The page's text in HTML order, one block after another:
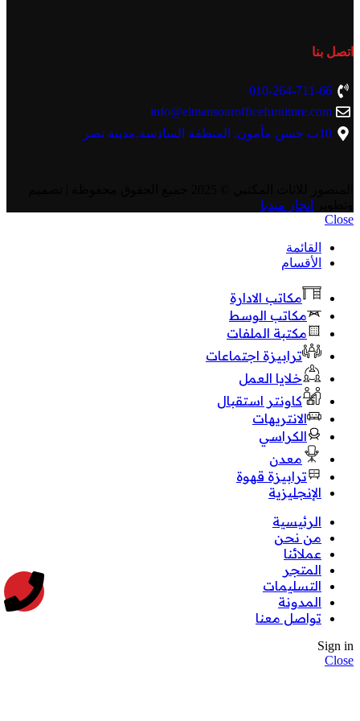
اتصل بنا
010-264-711-66
info@elmansourofficefurniture.com
10ب حسن مأمون. المنطقة السادسة.مدينة نصر
انجاز ميديا
Close
القائمة
الأقسام
مكاتب الادارة
مكاتب الوسط
مكتبة الملفات
ترابيزة اجتماعات
خلايا العمل
كاونتر استقبال
الانتريهات
الكراسي
معدن
ترابيزة قهوة
الإنجليزية
الرئيسية
من نحن
عملائنا
المتجر
التسليمات
المدونة
تواصل معنا
Sign in
Close